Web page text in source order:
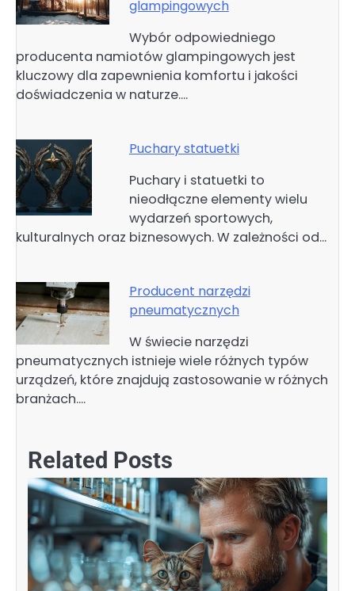
glampingowych
Wybór odpowiedniego
producenta namiotów glampingowych jest
kluczowy dla zapewnienia komfortu i jakości
doświadczenia w naturze.…
Puchary statuetki
Puchary i statuetki to
nieodłączne elementy wielu
wydarzeń sportowych,
kulturalnych oraz biznesowych. W zależności od…
Producent narzędzi
pneumatycznych
W świecie narzędzi
pneumatycznych istnieje wiele różnych typów
urządzeń, które znajdują zastosowanie w różnych
branżach.…
Related Posts